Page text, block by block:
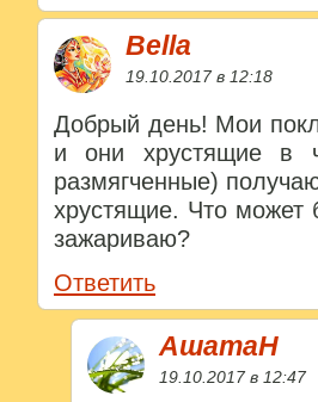
Bella
19.10.2017 в 12:18
Добрый день! Мои
и они хрустящие в
размягченные)
хрустящие. Что может
зажариваю?
Ответить
АшатаН
19.10.2017 в 12:47